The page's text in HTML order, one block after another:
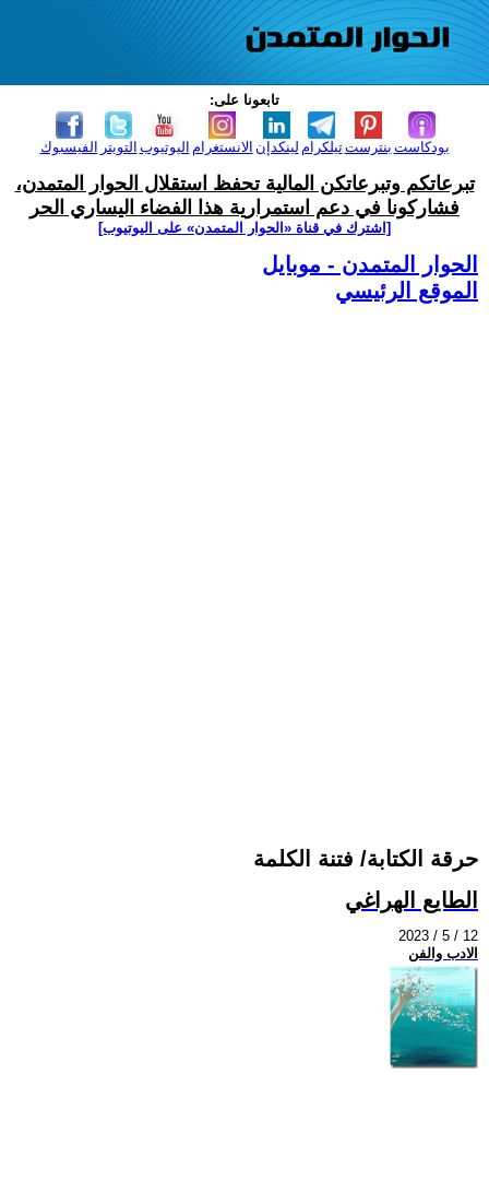
تابعونا على:
الفيسبوك التويتر اليوتيوب الانستغرام لينكدإن تيلكرامبنترست بودكاست
تبرعاتكم وتبرعاتكن المالية تحفظ استقلال الحوار المتمدن،
فشاركونا في دعم استمرارية هذا الفضاء اليساري الحر
[اشترك في قناة ‫«الحوار المتمدن» على اليوتيوب]
الحوار المتمدن - موبايل
الموقع الرئيسي
حرقة الكتابة/ فتنة الكلمة
الطايع الهراغي
2023 / 5 / 12
الادب والفن